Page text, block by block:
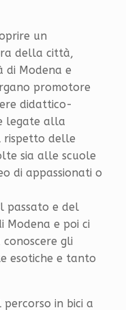
un
della città,
di Modena e
promotore
didattico-
legate alla
rispetto delle
sia alle scuole
di appassionati o
passato e del
Modena e poi ci
gli
esotiche e tanto
in bici a